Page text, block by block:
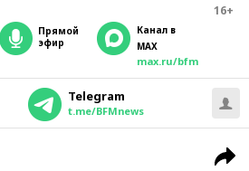
16+
прямой
эфир
Канал в
MAX
max.ru/bfm
Telegram
t.me/BFMnews